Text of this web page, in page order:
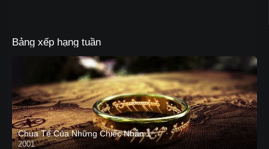
Bảng xếp hạng tuần
Chúa Tể Của Những Chiếc Nhẫn 1
2001